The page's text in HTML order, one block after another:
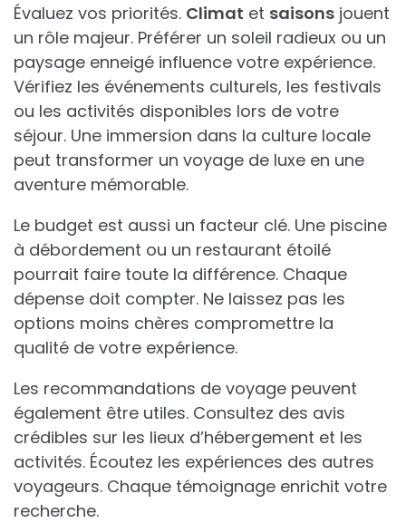
Évaluez vos priorités. Climat et saisons jouent
un rôle majeur. Préférer un soleil radieux ou un
paysage enneigé influence votre expérience.
Vérifiez les événements culturels, les festivals
ou les activités disponibles lors de votre
séjour. Une immersion dans la culture locale
peut transformer un voyage de luxe en une
aventure mémorable.
Le budget est aussi un facteur clé. Une piscine
à débordement ou un restaurant étoilé
pourrait faire toute la différence. Chaque
dépense doit compter. Ne laissez pas les
options moins chères compromettre la
qualité de votre expérience.
Les recommandations de voyage peuvent
également être utiles. Consultez des avis
crédibles sur les lieux d’hébergement et les
activités. Écoutez les expériences des autres
voyageurs. Chaque témoignage enrichit votre
recherche.